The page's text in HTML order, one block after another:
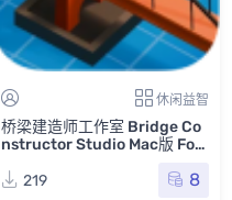
休闲益智
桥梁建造师工作室 Bridge Co
nstructor Studio Mac版 For
219
8